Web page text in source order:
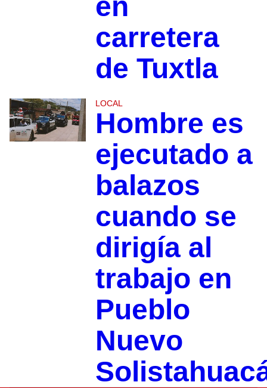
carretera
de Tuxtla
LOCAL
Hombre es
ejecutado a
balazos
cuando se
dirigía al
trabajo en
Pueblo
Nuevo